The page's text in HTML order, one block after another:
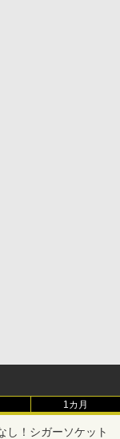
1カ月
し！シガーソケット